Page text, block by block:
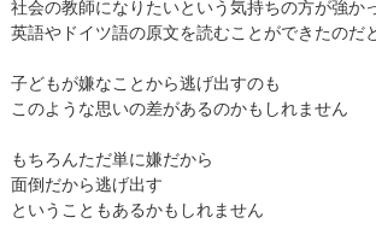
社会の教師になりたいという気持ちの方が強か
英語やドイツ語の原文を読むことができたのだ
子どもが嫌なことから逃げ出すのも
このような思いの差があるのかもしれません
もちろんただ単に嫌だから
面倒だから逃げ出す
ということもあるかもしれません